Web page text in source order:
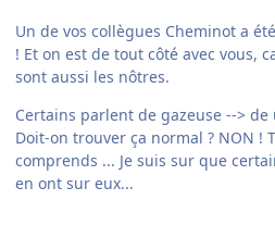
Un de vos collègues Cheminot a
! Et on est de tout côté avec vous,
sont aussi les nôtres.
Certains parlent de gazeuse -->
Doit-on trouver ça normal ? NON !
comprends ... Je suis sur que
en ont sur eux...